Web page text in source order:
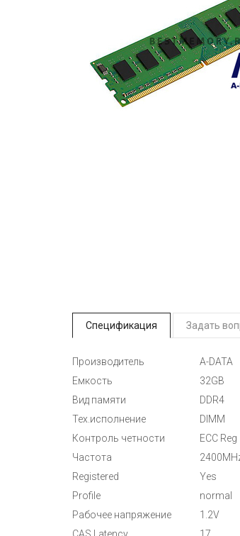
Спецификация Задать
Производитель
A-DATA
Емкость
32GB
Вид памяти
DDR4
Тех.исполнение
DIMM
Контроль четности
ECC Reg
Частота
Registered
Yes
Profile
normal
Рабочее напряжение
1.2V